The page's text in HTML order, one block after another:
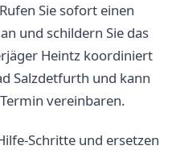
Rufen Sie sofort einen
und schildern Sie das
Heintz koordiniert
Salzdetfurth und kann
vereinbaren.
Schritte und ersetzen